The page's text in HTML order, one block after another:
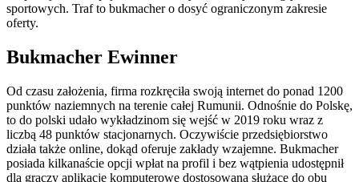
sportowych. Traf to bukmacher o dosyć ograniczonym zakresie
oferty.
Bukmacher Ewinner
Od czasu założenia, firma rozkręciła swoją internet do ponad 1200
punktów naziemnych na terenie całej Rumunii. Odnośnie do Polskę,
to do polski udało wykładzinom się wejść w 2019 roku wraz z
liczbą 48 punktów stacjonarnych. Oczywiście przedsiębiorstwo
działa także online, dokąd oferuje zakłady wzajemne. Bukmacher
posiada kilkanaście opcji wpłat na profil i bez wątpienia udostępnił
dla graczy aplikacje komputerowe dostosowaną służące do obu